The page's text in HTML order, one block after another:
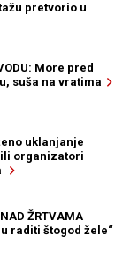
pretvorio u
More pred
suša na vratima
uklanjanje
organizatori
ŽRTVAMA
raditi štogod žele“